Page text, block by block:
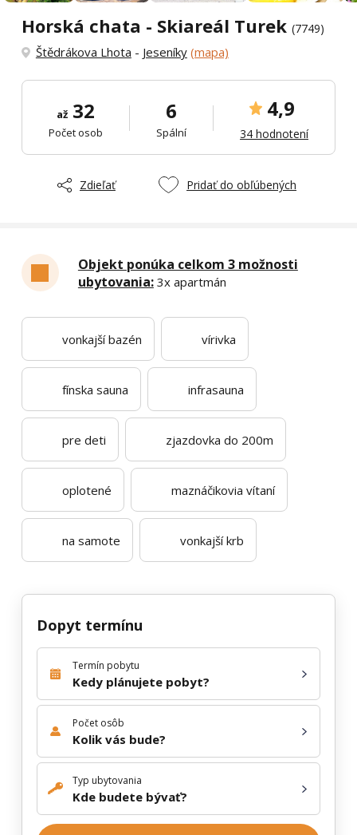
Horská chata - Skiareál Turek (7749)
Štědrákova Lhota - Jeseníky (mapa)
až32
Počet osob
6
Spální
4,9
34 hodnotení
Zdieľať Pridať do obľúbených
Objekt ponúka celkom 3 možnosti
ubytovania: 3x apartmán
vonkajší bazén vírivka
fínska sauna infrasauna
pre deti zjazdovka do 200m
oplotené maznáčikovia vítaní
na samote vonkajší krb
Dopyt termínu
Termín pobytu
Kedy plánujete pobyt?
Počet osôb
Kolik vás bude?
Typ ubytovania
Kde budete bývať?